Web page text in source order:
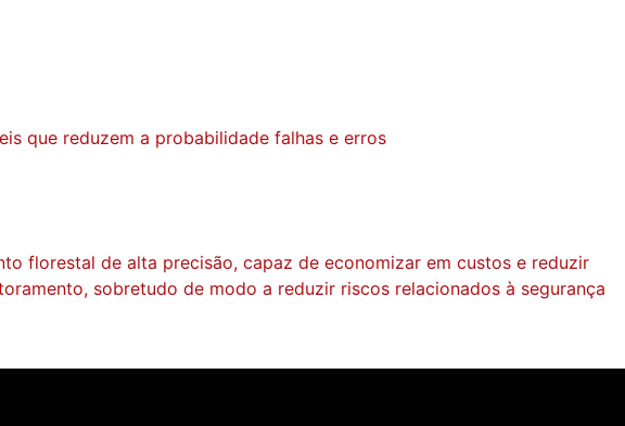
que reduzem a probabilidade falhas e erros
florestal de alta precisão, capaz de economizar em custos e reduzir
sobretudo de modo a reduzir riscos relacionados à segurança